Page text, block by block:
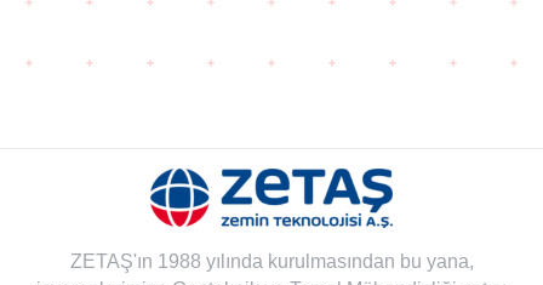
ZETAŞ'ın 1988 yılında kurulmasından bu yana,